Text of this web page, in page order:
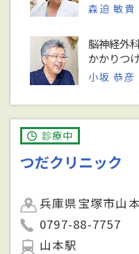
森迫 敏貴
脳神経外
かかりつ
小坂 恭彦
診療中
つだクリニック
兵庫県宝塚市山
0797-88-7757
山本駅